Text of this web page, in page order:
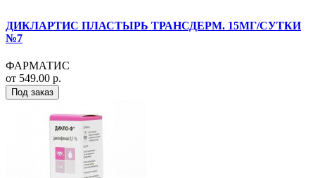
ДИКЛАРТИС ПЛАСТЫРЬ ТРАНСДЕРМ. 15МГ/СУТКИ
№7
ФАРМАТИС
от 549.00 р.
Под заказ